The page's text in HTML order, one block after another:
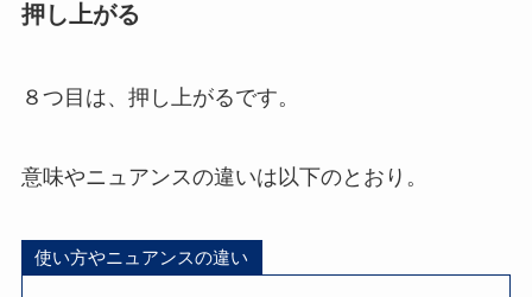
押し上がる
８つ目は、押し上がるです。
意味やニュアンスの違いは以下のとおり。
使い方やニュアンスの違い